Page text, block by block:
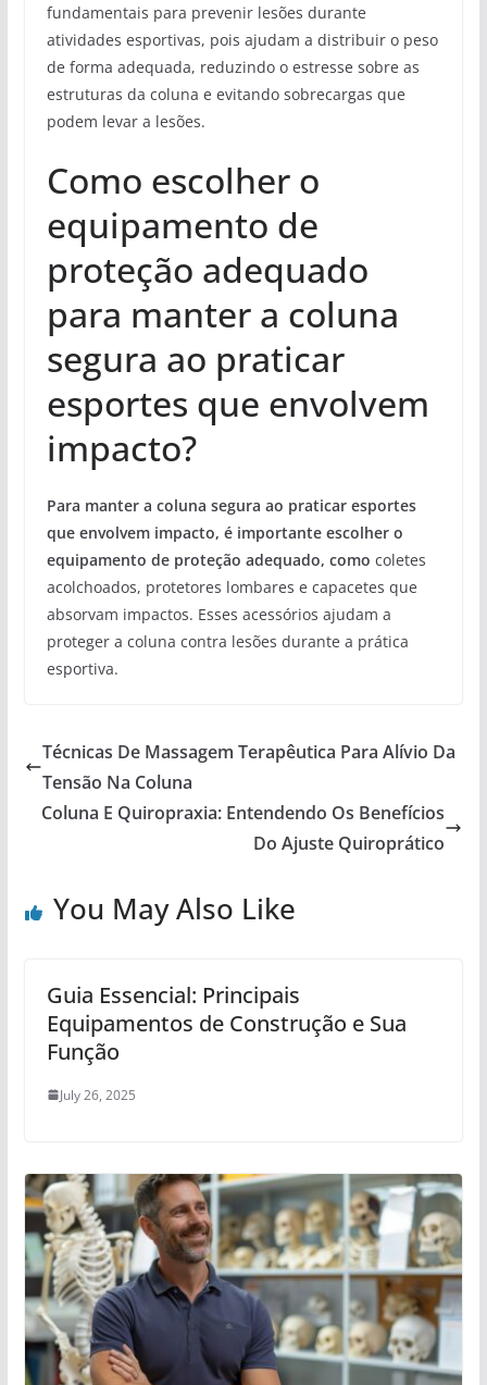
fundamentais para prevenir lesões durante
atividades esportivas, pois ajudam a distribuir o peso
de forma adequada, reduzindo o estresse sobre as
estruturas da coluna e evitando sobrecargas que
podem levar a lesões.
Como escolher o
equipamento de
proteção adequado
para manter a coluna
segura ao praticar
esportes que envolvem
impacto?
Para manter a coluna segura ao praticar esportes
que envolvem impacto, é importante escolher o
equipamento de proteção adequado, como coletes
acolchoados, protetores lombares e capacetes que
absorvam impactos. Esses acessórios ajudam a
proteger a coluna contra lesões durante a prática
esportiva.
Técnicas De Massagem Terapêutica Para Alívio Da
Tensão Na Coluna
Coluna E Quiropraxia: Entendendo Os Benefícios
Do Ajuste Quiroprático
You May Also Like
Guia Essencial: Principais
Equipamentos de Construção e Sua
Função
July 26, 2025